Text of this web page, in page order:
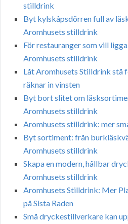
stilldrink
Byt kylskåpsdörren full av
Aromhusets stilldrink
För restauranger som vill
Aromhusets stilldrink
Låt Aromhusets Stilldrink stå
räknar in vinsten
Byt bort slitet om
Aromhusets stilldrink
Aromhusets stilldrink: mer
Byt sortiment: från
Aromhusets stilldrink
Skapa en modern, hållbar
Aromhusets stilldrink
Aromhusets Stilldrink: Mer
på Sista Raden
Små dryckestillverkare kan